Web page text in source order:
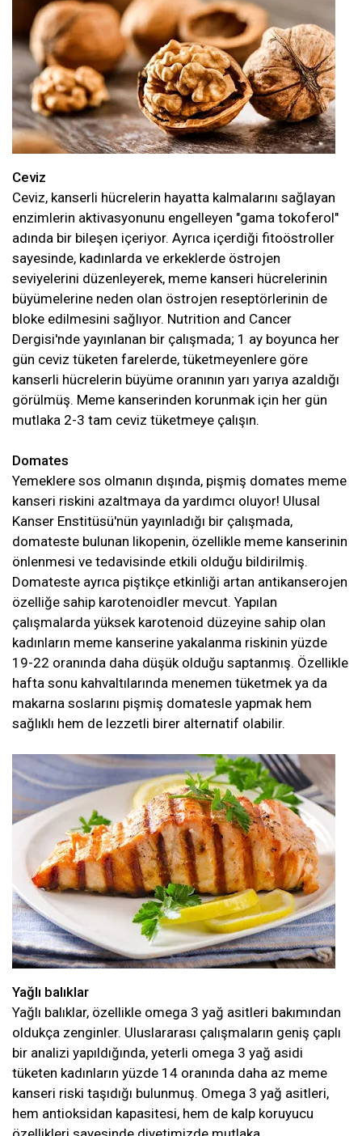
Ceviz
Ceviz, kanserli hücrelerin hayatta kalmalarını sağlayan
enzimlerin aktivasyonunu engelleyen "gama tokoferol"
adında bir bileşen içeriyor. Ayrıca içerdiği fitoöstroller
sayesinde, kadınlarda ve erkeklerde östrojen
seviyelerini düzenleyerek, meme kanseri hücrelerinin
büyümelerine neden olan östrojen reseptörlerinin de
bloke edilmesini sağlıyor. Nutrition and Cancer
Dergisi'nde yayınlanan bir çalışmada; 1 ay boyunca her
gün ceviz tüketen farelerde, tüketmeyenlere göre
kanserli hücrelerin büyüme oranının yarı yarıya azaldığı
görülmüş. Meme kanserinden korunmak için her gün
mutlaka 2-3 tam ceviz tüketmeye çalışın.
Domates
Yemeklere sos olmanın dışında, pişmiş domates meme
kanseri riskini azaltmaya da yardımcı oluyor! Ulusal
Kanser Enstitüsü'nün yayınladığı bir çalışmada,
domateste bulunan likopenin, özellikle meme kanserinin
önlenmesi ve tedavisinde etkili olduğu bildirilmiş.
Domateste ayrıca piştikçe etkinliği artan antikanserojen
özelliğe sahip karotenoidler mevcut. Yapılan
çalışmalarda yüksek karotenoid düzeyine sahip olan
kadınların meme kanserine yakalanma riskinin yüzde
19-22 oranında daha düşük olduğu saptanmış. Özellikle
hafta sonu kahvaltılarında menemen tüketmek ya da
makarna soslarını pişmiş domatesle yapmak hem
sağlıklı hem de lezzetli birer alternatif olabilir.
Yağlı balıklar
Yağlı balıklar, özellikle omega 3 yağ asitleri bakımından
oldukça zenginler. Uluslararası çalışmaların geniş çaplı
bir analizi yapıldığında, yeterli omega 3 yağ asidi
tüketen kadınların yüzde 14 oranında daha az meme
kanseri riski taşıdığı bulunmuş. Omega 3 yağ asitleri,
hem antioksidan kapasitesi, hem de kalp koruyucu